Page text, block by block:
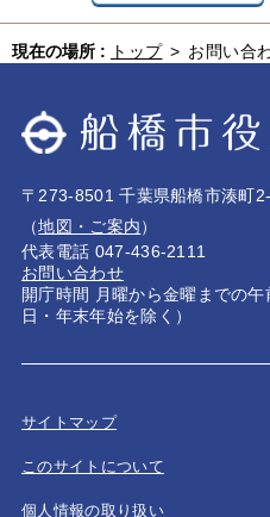
現在の場所 : トップ > お問い合
〒273-8501 千葉県船橋市湊町
（地図・ご案内）
代表電話 047-436-2111
お問い合わせ
開庁時間 月曜から金曜までの
日・年末年始を除く）
サイトマップ
このサイトについて
個人情報の取り扱い